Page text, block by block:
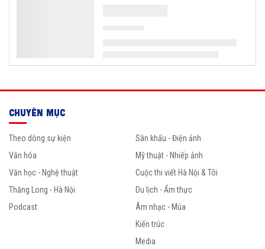
CHUYÊN MỤC
Theo dòng sự kiện
Văn hóa
Văn học - Nghệ thuật
Thăng Long - Hà Nội
Podcast
Sân khấu - Điện ảnh
Mỹ thuật - Nhiếp ảnh
Cuộc thi viết Hà Nội & Tôi
Du lịch - Ẩm thực
Âm nhạc - Múa
Kiến trúc
Media